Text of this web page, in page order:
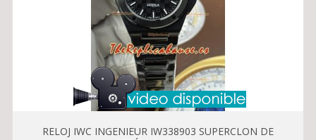
RELOJ IWC INGENIEUR IW338903 SUPERCLON DE